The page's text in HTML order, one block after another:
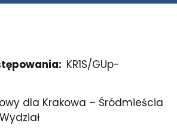
KR1S/GUp-
dla Krakowa – Śródmieścia